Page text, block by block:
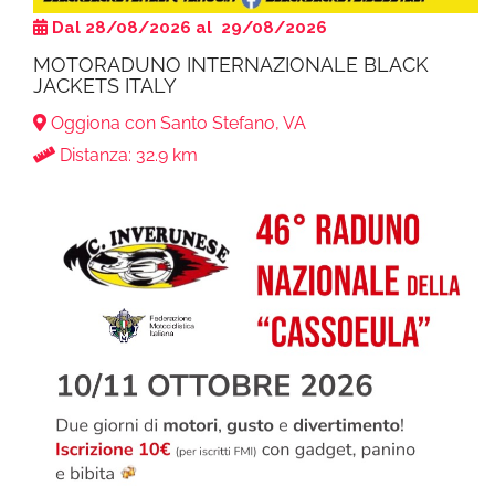
Dal 28/08/2026 al 29/08/2026
MOTORADUNO INTERNAZIONALE BLACK
JACKETS ITALY
Oggiona con Santo Stefano, VA
Distanza: 32.9 km